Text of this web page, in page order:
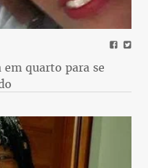
em quarto para se